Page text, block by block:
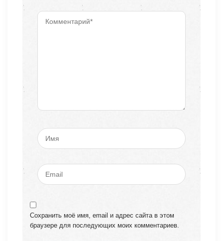
Сохранить моё имя, email и адрес сайта в этом
браузере для последующих моих комментариев.